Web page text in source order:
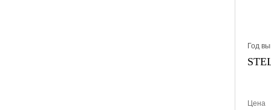
Год
Цена